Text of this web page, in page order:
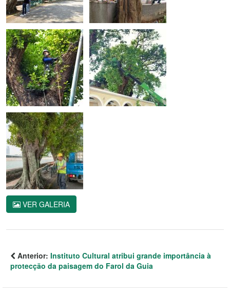
VER GALERIA
Anterior: Instituto Cultural atribui grande importância à
protecção da paisagem do Farol da Guia